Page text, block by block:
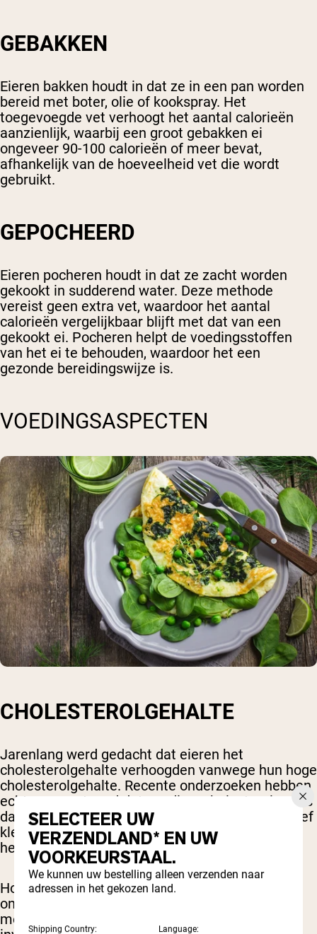
GEBAKKEN
Eieren bakken houdt in dat ze in een pan worden
bereid met boter, olie of kookspray. Het
toegevoegde vet verhoogt het aantal calorieën
aanzienlijk, waarbij een groot gebakken ei
ongeveer 90-100 calorieën of meer bevat,
afhankelijk van de hoeveelheid vet die wordt
gebruikt.
GEPOCHEERD
Eieren pocheren houdt in dat ze zacht worden
gekookt in sudderend water. Deze methode
vereist geen extra vet, waardoor het aantal
calorieën vergelijkbaar blijft met dat van een
gekookt ei. Pocheren helpt de voedingsstoffen
van het ei te behouden, waardoor het een
gezonde bereidingswijze is.
VOEDINGSASPECTEN
CHOLESTEROLGEHALTE
Jarenlang werd gedacht dat eieren het
cholesterolgehalte verhoogden vanwege hun hoge
cholesterolgehalte. Recente onderzoeken hebben
echter aangetoond dat voedingscholesterol, zoals
dat in eieren, voor de meeste mensen een relatief
kleine invloed heeft op het cholesterolgehalte in
het bloed.
Hoewel eieren cholesterol bevatten, heeft
onderzoek aangetoond dat voor de meeste
mensen voedingscholesterol een minimale
SELECTEER UW
VERZENDLAND* EN UW
VOORKEURSTAAL.
We kunnen uw bestelling alleen verzenden naar
adressen in het gekozen land.
Shipping Country: Language: